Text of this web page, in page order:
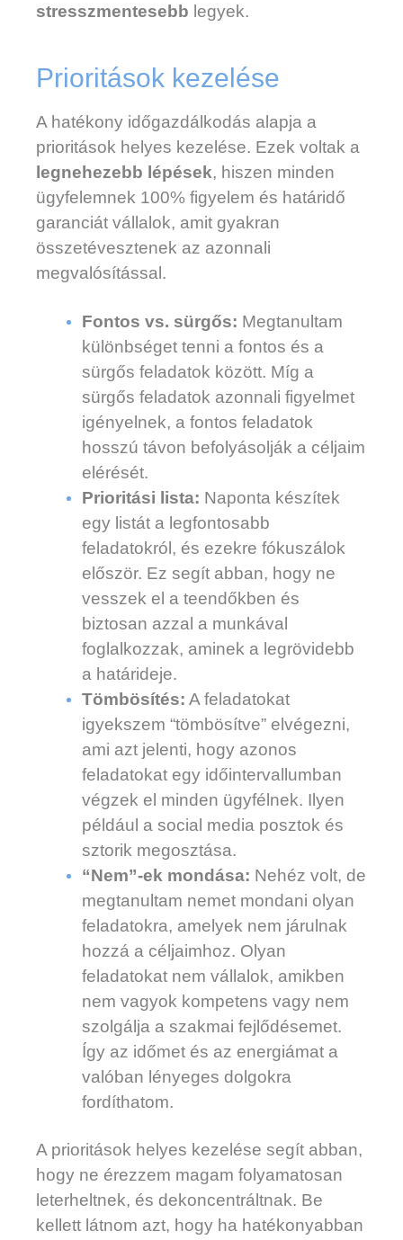
stresszmentesebb legyek.
Prioritások kezelése
A hatékony időgazdálkodás alapja a
prioritások helyes kezelése. Ezek voltak a
legnehezebb lépések, hiszen minden
ügyfelemnek 100% figyelem és határidő
garanciát vállalok, amit gyakran
összetévesztenek az azonnali
megvalósítással.
Fontos vs. sürgős: Megtanultam
különbséget tenni a fontos és a
sürgős feladatok között. Míg a
sürgős feladatok azonnali figyelmet
igényelnek, a fontos feladatok
hosszú távon befolyásolják a céljaim
elérését.
Prioritási lista: Naponta készítek
egy listát a legfontosabb
feladatokról, és ezekre fókuszálok
először. Ez segít abban, hogy ne
vesszek el a teendőkben és
biztosan azzal a munkával
foglalkozzak, aminek a legrövidebb
a határideje.
Tömbösítés: A feladatokat
igyekszem “tömbösítve” elvégezni,
ami azt jelenti, hogy azonos
feladatokat egy időintervallumban
végzek el minden ügyfélnek. Ilyen
például a social media posztok és
sztorik megosztása.
“Nem”-ek mondása: Nehéz volt, de
megtanultam nemet mondani olyan
feladatokra, amelyek nem járulnak
hozzá a céljaimhoz. Olyan
feladatokat nem vállalok, amikben
nem vagyok kompetens vagy nem
szolgálja a szakmai fejlődésemet.
Így az időmet és az energiámat a
valóban lényeges dolgokra
fordíthatom.
A prioritások helyes kezelése segít abban,
hogy ne érezzem magam folyamatosan
leterheltnek, és dekoncentráltnak. Be
kellett látnom azt, hogy ha hatékonyabban